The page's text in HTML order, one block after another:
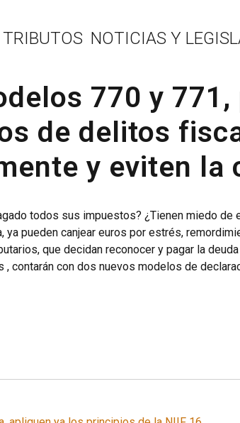
NOTICIAS Y
770 y
de delitos
y eviten la
todos sus impuestos? ¿Tienen miedo de
ya pueden canjear euros por estrés,
que decidan reconocer y pagar la
contarán con dos nuevos modelos de